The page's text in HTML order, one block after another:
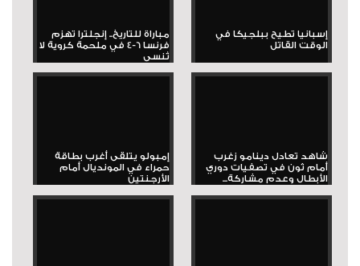
إسبانيا تطيح ببلجيكا في
الوقت القاتل
مباراة للتاريخ.. إنجلترا تهزم
فرنسا 6-4 في ملحمة كروية لا
تُنسى
شاهد تعادل دينامو زغرب
أمام ثون في تصفيات دوري
الأبطال وعدم مشاركة...
إمبولو يتلقى أغرب بطاقة
حمراء في المونديال أمام
الأرجنتين